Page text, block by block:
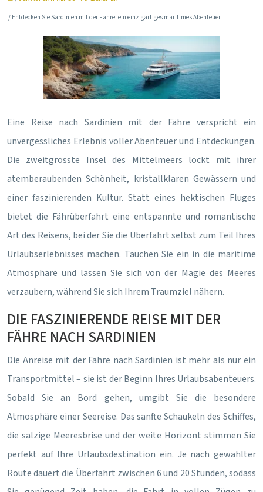
/ Entdecken Sie Sardinien mit der Fähre: ein einzigartiges maritimes Abenteuer
Eine Reise nach Sardinien mit der Fähre verspricht ein
unvergessliches Erlebnis voller Abenteuer und Entdeckungen.
Die zweitgrösste Insel des Mittelmeers lockt mit ihrer
atemberaubenden Schönheit, kristallklaren Gewässern und
einer faszinierenden Kultur. Statt eines hektischen Fluges
bietet die Fährüberfahrt eine entspannte und romantische
Art des Reisens, bei der Sie die Überfahrt selbst zum Teil Ihres
Urlaubserlebnisses machen. Tauchen Sie ein in die maritime
Atmosphäre und lassen Sie sich von der Magie des Meeres
verzaubern, während Sie sich Ihrem Traumziel nähern.
DIE FASZINIERENDE REISE MIT DER
FÄHRE NACH SARDINIEN
Die Anreise mit der Fähre nach Sardinien ist mehr als nur ein
Transportmittel – sie ist der Beginn Ihres Urlaubsabenteuers.
Sobald Sie an Bord gehen, umgibt Sie die besondere
Atmosphäre einer Seereise. Das sanfte Schaukeln des Schiffes,
die salzige Meeresbrise und der weite Horizont stimmen Sie
perfekt auf Ihre Urlaubsdestination ein. Je nach gewählter
Route dauert die Überfahrt zwischen 6 und 20 Stunden, sodass